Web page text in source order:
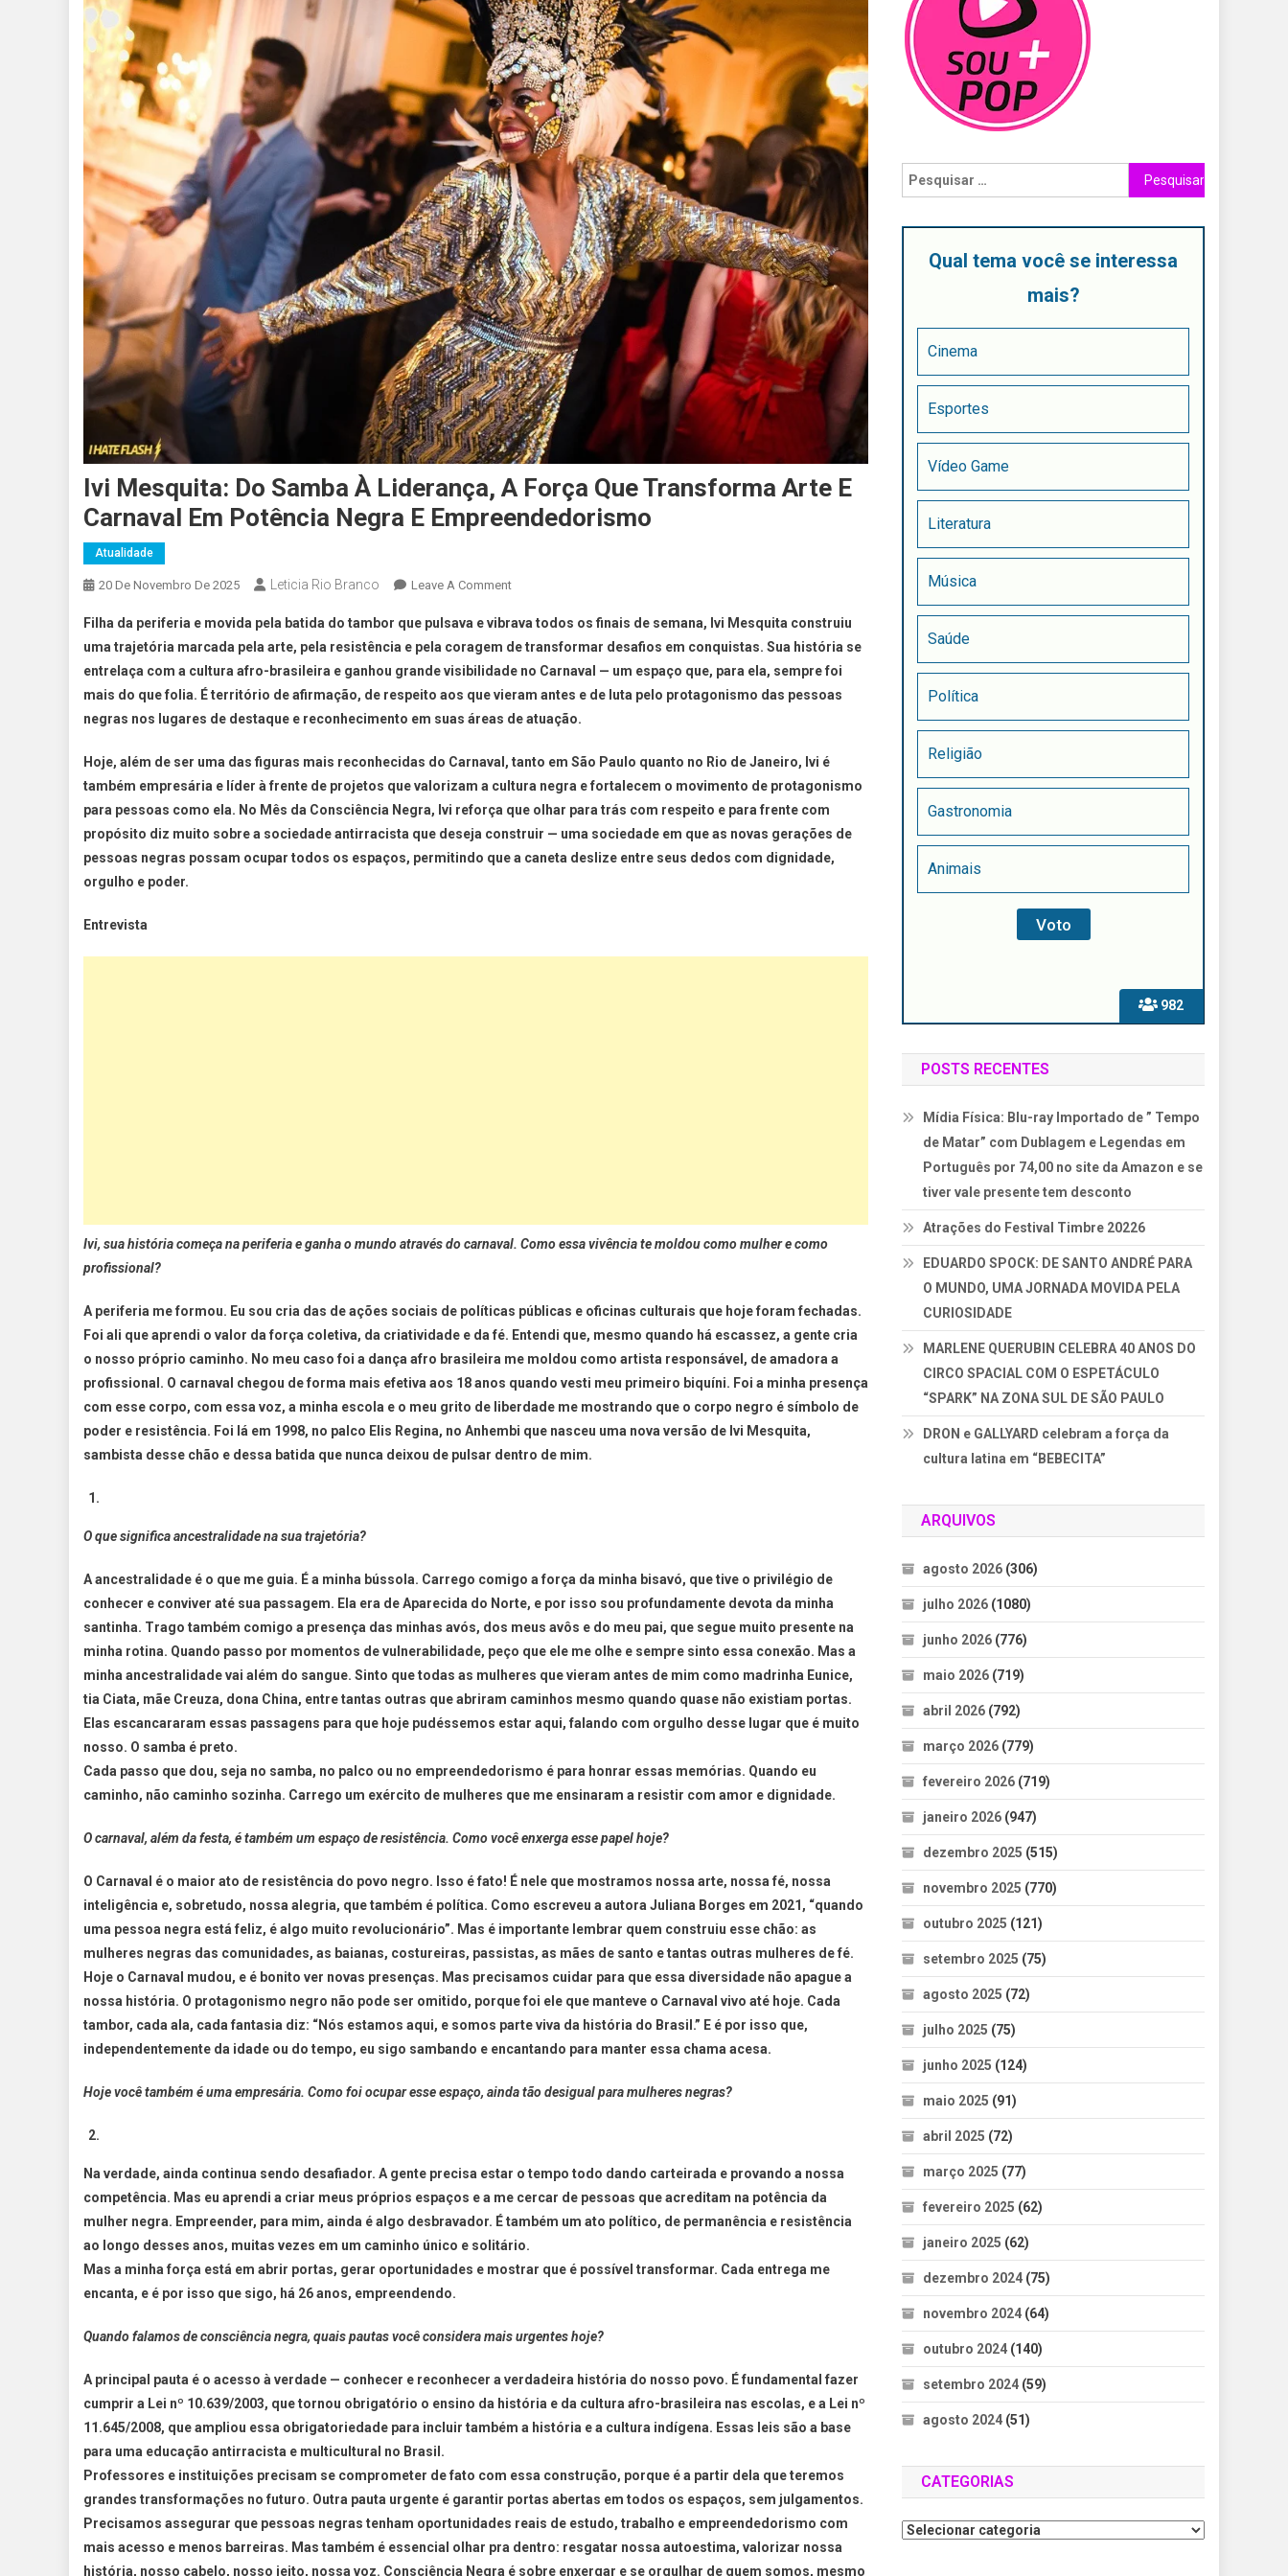
Ivi Mesquita: Do Samba À Liderança, A Força Que Transforma Arte E
Carnaval Em Potência Negra E Empreendedorismo
Atualidade
20 De Novembro De 2025 Leticia Rio Branco Leave A Comment
Filha da periferia e movida pela batida do tambor que pulsava e vibrava todos os finais de semana, Ivi Mesquita construiu
uma trajetória marcada pela arte, pela resistência e pela coragem de transformar desafios em conquistas. Sua história se
entrelaça com a cultura afro-brasileira e ganhou grande visibilidade no Carnaval — um espaço que, para ela, sempre foi
mais do que folia. É território de afirmação, de respeito aos que vieram antes e de luta pelo protagonismo das pessoas
negras nos lugares de destaque e reconhecimento em suas áreas de atuação.
Hoje, além de ser uma das figuras mais reconhecidas do Carnaval, tanto em São Paulo quanto no Rio de Janeiro, Ivi é
também empresária e líder à frente de projetos que valorizam a cultura negra e fortalecem o movimento de protagonismo
para pessoas como ela. No Mês da Consciência Negra, Ivi reforça que olhar para trás com respeito e para frente com
propósito diz muito sobre a sociedade antirracista que deseja construir — uma sociedade em que as novas gerações de
pessoas negras possam ocupar todos os espaços, permitindo que a caneta deslize entre seus dedos com dignidade,
orgulho e poder.
Entrevista
Ivi, sua história começa na periferia e ganha o mundo através do carnaval. Como essa vivência te moldou como mulher e como
profissional?
A periferia me formou. Eu sou cria das de ações sociais de políticas públicas e oficinas culturais que hoje foram fechadas.
Foi ali que aprendi o valor da força coletiva, da criatividade e da fé. Entendi que, mesmo quando há escassez, a gente cria
o nosso próprio caminho. No meu caso foi a dança afro brasileira me moldou como artista responsável, de amadora a
profissional. O carnaval chegou de forma mais efetiva aos 18 anos quando vesti meu primeiro biquíni. Foi a minha presença
com esse corpo, com essa voz, a minha escola e o meu grito de liberdade me mostrando que o corpo negro é símbolo de
poder e resistência. Foi lá em 1998, no palco Elis Regina, no Anhembi que nasceu uma nova versão de Ivi Mesquita,
sambista desse chão e dessa batida que nunca deixou de pulsar dentro de mim.
O que significa ancestralidade na sua trajetória?
A ancestralidade é o que me guia. É a minha bússola. Carrego comigo a força da minha bisavó, que tive o privilégio de
conhecer e conviver até sua passagem. Ela era de Aparecida do Norte, e por isso sou profundamente devota da minha
santinha. Trago também comigo a presença das minhas avós, dos meus avôs e do meu pai, que segue muito presente na
minha rotina. Quando passo por momentos de vulnerabilidade, peço que ele me olhe e sempre sinto essa conexão. Mas a
minha ancestralidade vai além do sangue. Sinto que todas as mulheres que vieram antes de mim como madrinha Eunice,
tia Ciata, mãe Creuza, dona China, entre tantas outras que abriram caminhos mesmo quando quase não existiam portas.
Elas escancararam essas passagens para que hoje pudéssemos estar aqui, falando com orgulho desse lugar que é muito
nosso. O samba é preto.
Cada passo que dou, seja no samba, no palco ou no empreendedorismo é para honrar essas memórias. Quando eu
caminho, não caminho sozinha. Carrego um exército de mulheres que me ensinaram a resistir com amor e dignidade.
O carnaval, além da festa, é também um espaço de resistência. Como você enxerga esse papel hoje?
O Carnaval é o maior ato de resistência do povo negro. Isso é fato! É nele que mostramos nossa arte, nossa fé, nossa
inteligência e, sobretudo, nossa alegria, que também é política. Como escreveu a autora Juliana Borges em 2021, “quando
uma pessoa negra está feliz, é algo muito revolucionário”. Mas é importante lembrar quem construiu esse chão: as
mulheres negras das comunidades, as baianas, costureiras, passistas, as mães de santo e tantas outras mulheres de fé.
Hoje o Carnaval mudou, e é bonito ver novas presenças. Mas precisamos cuidar para que essa diversidade não apague a
nossa história. O protagonismo negro não pode ser omitido, porque foi ele que manteve o Carnaval vivo até hoje. Cada
tambor, cada ala, cada fantasia diz: “Nós estamos aqui, e somos parte viva da história do Brasil.” E é por isso que,
independentemente da idade ou do tempo, eu sigo sambando e encantando para manter essa chama acesa.
Hoje você também é uma empresária. Como foi ocupar esse espaço, ainda tão desigual para mulheres negras?
Na verdade, ainda continua sendo desafiador. A gente precisa estar o tempo todo dando carteirada e provando a nossa
competência. Mas eu aprendi a criar meus próprios espaços e a me cercar de pessoas que acreditam na potência da
mulher negra. Empreender, para mim, ainda é algo desbravador. É também um ato político, de permanência e resistência
ao longo desses anos, muitas vezes em um caminho único e solitário.
Mas a minha força está em abrir portas, gerar oportunidades e mostrar que é possível transformar. Cada entrega me
encanta, e é por isso que sigo, há 26 anos, empreendendo.
Quando falamos de consciência negra, quais pautas você considera mais urgentes hoje?
A principal pauta é o acesso à verdade — conhecer e reconhecer a verdadeira história do nosso povo. É fundamental fazer
cumprir a Lei nº 10.639/2003, que tornou obrigatório o ensino da história e da cultura afro-brasileira nas escolas, e a Lei nº
11.645/2008, que ampliou essa obrigatoriedade para incluir também a história e a cultura indígena. Essas leis são a base
para uma educação antirracista e multicultural no Brasil.
Professores e instituições precisam se comprometer de fato com essa construção, porque é a partir dela que teremos
grandes transformações no futuro. Outra pauta urgente é garantir portas abertas em todos os espaços, sem julgamentos.
Precisamos assegurar que pessoas negras tenham oportunidades reais de estudo, trabalho e empreendedorismo com
mais acesso e menos barreiras. Mas também é essencial olhar pra dentro: resgatar nossa autoestima, valorizar nossa
história, nosso cabelo, nosso jeito, nossa voz. Consciência Negra é sobre enxergar e se orgulhar de quem somos, mesmo
982
Qual tema você se interessa
mais?
Cinema
Esportes
Vídeo Game
Literatura
Música
Saúde
Política
Religião
Gastronomia
Animais
POSTS RECENTES
Mídia Física: Blu-ray Importado de ” Tempo
de Matar” com Dublagem e Legendas em
Português por 74,00 no site da Amazon e se
tiver vale presente tem desconto
Atrações do Festival Timbre 20226
EDUARDO SPOCK: DE SANTO ANDRÉ PARA
O MUNDO, UMA JORNADA MOVIDA PELA
CURIOSIDADE
MARLENE QUERUBIN CELEBRA 40 ANOS DO
CIRCO SPACIAL COM O ESPETÁCULO
“SPARK” NA ZONA SUL DE SÃO PAULO
DRON e GALLYARD celebram a força da
cultura latina em “BEBECITA”
ARQUIVOS
agosto 2026 (306)
julho 2026 (1080)
junho 2026 (776)
maio 2026 (719)
abril 2026 (792)
março 2026 (779)
fevereiro 2026 (719)
janeiro 2026 (947)
dezembro 2025 (515)
novembro 2025 (770)
outubro 2025 (121)
setembro 2025 (75)
agosto 2025 (72)
julho 2025 (75)
junho 2025 (124)
maio 2025 (91)
abril 2025 (72)
março 2025 (77)
fevereiro 2025 (62)
janeiro 2025 (62)
dezembro 2024 (75)
novembro 2024 (64)
outubro 2024 (140)
setembro 2024 (59)
agosto 2024 (51)
CATEGORIAS